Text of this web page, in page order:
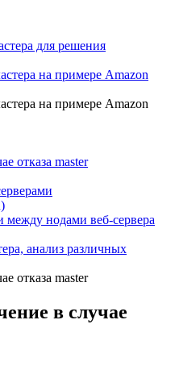
для решения
на примере Amazon
на примере Amazon
отказа master
между нодами веб-сервера
анализ различных
отказа master
в случае